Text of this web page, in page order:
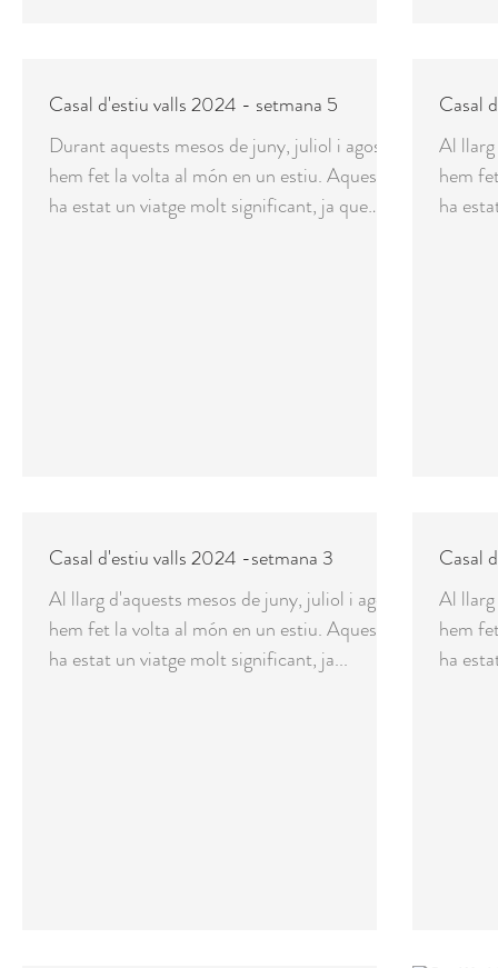
Casal d'estiu valls 2024 - setmana 5
Durant aquests mesos de juny, juliol i agost
hem fet la volta al món en un estiu. Aquest
ha estat un viatge molt significant, ja que
Casal
Al
hem
ha
Casal d'estiu valls 2024 -setmana 3
Al llarg d'aquests mesos de juny, juliol i agost
hem fet la volta al món en un estiu. Aquest
ha estat un viatge molt significant, ja...
Casal
Al
hem
ha